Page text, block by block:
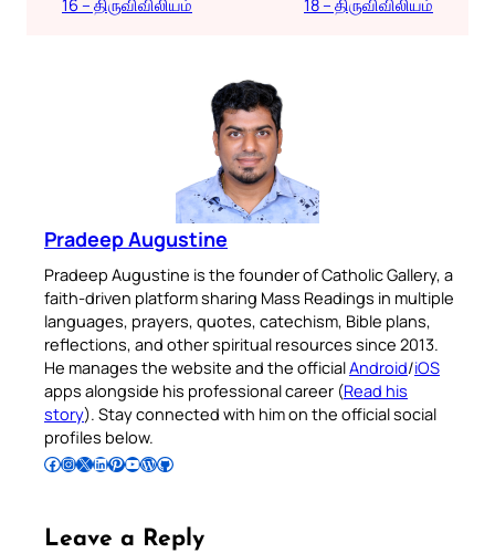
Pradeep Augustine
Pradeep Augustine is the founder of Catholic Gallery, a
faith-driven platform sharing Mass Readings in multiple
languages, prayers, quotes, catechism, Bible plans,
reflections, and other spiritual resources since 2013.
He manages the website and the officialAndroid/iOS
apps alongside his professional career (Read his
story). Stay connected with him on the official social
profiles below.
Follow Pradeep on Facebook Follow Pradeep on InstagramFollow Pradeep on X Follow Pradeep on LinkedIn Follow Pradeep on Pinterest Subscribe to Pradeep’s Youtube Channel Follow Pradeep on WordPress Follow Pradeep on GitHub
Leave a Reply